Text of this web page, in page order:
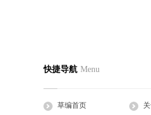
2016-05-27
日光温室是靠太阳的热辐射
间的热量也主要依...
快捷导航 Menu
草编首页